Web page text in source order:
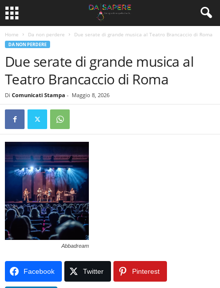
Home Da non perdere Due serate di grande musica al Teatro Brancaccio di Roma
DA NON PERDERE
Due serate di grande musica al
Teatro Brancaccio di Roma
Di Comunicati Stampa - Maggio 8, 2026
Abbadream
Facebook Twitter Pinterest